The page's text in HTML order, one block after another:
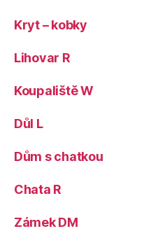
Kryt – kobky
Lihovar R
Koupaliště W
Důl L
Dům s chatkou
Chata R
Zámek DM